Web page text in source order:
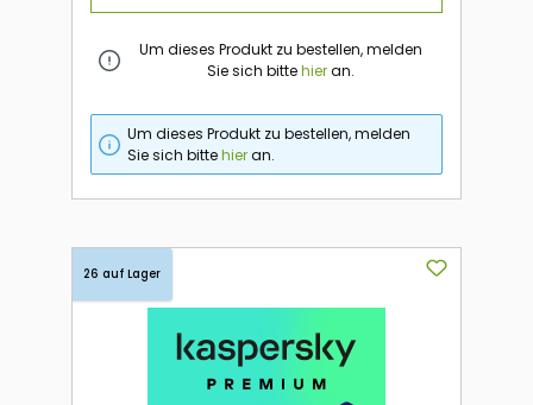
Um dieses Produkt zu bestellen, melden
Sie sich bittehieran.
Um dieses Produkt zu bestellen, melden
Sie sich bittehieran.
26 auf Lager